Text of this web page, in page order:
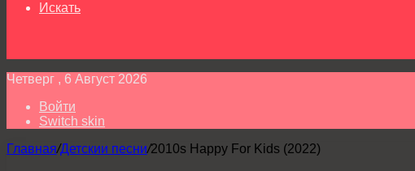
Искать
Четверг , 6 Август 2026
Войти
Switch skin
Главная/Детскии песни/2010s Happy For Kids (2022)